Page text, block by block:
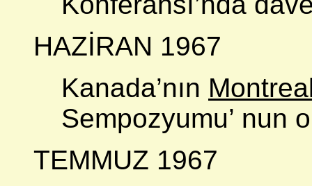
HAZİRAN 1967
Kanada’nın
Sempozyumu’ nun
TEMMUZ 1967